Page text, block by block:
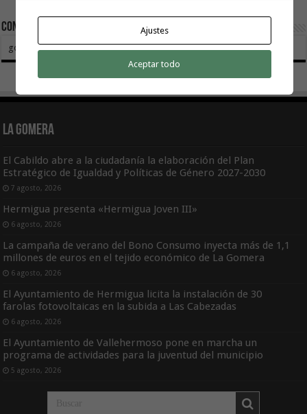
Contactar:
gomeratoday@gmail.com
La Gomera
El Cabildo abre a la ciudadanía la elaboración del Plan
Estratégico de Igualdad y Políticas de Género 2027-2030
7 agosto, 2026
Hermigua presenta «Hermigua Joven III»
6 agosto, 2026
La campaña de verano del Bono Consumo inyecta más de 1,1
millones de euros en el tejido económico de La Gomera
6 agosto, 2026
El Ayuntamiento de Hermigua licita la instalación de 30
farolas fotovoltaicas en la subida a Las Cabezadas
6 agosto, 2026
El Ayuntamiento de Vallehermoso pone en marcha un
programa de actividades para la juventud del municipio
5 agosto, 2026
Ajustes
Aceptar todo